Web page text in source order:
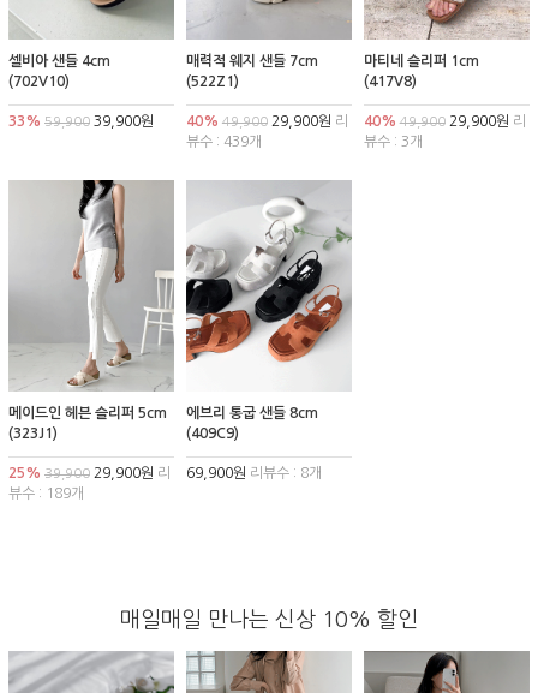
셀비아 샌들 4cm
(702V10)
33% 59,900 39,900원
매력적 웨지 샌들 7cm
(522Z1)
40% 49,90029,900원 리
뷰수 : 439개
마티네 슬리퍼 1cm
(417V8)
40% 49,90029,900원 리
뷰수 : 3개
메이드인 헤븐 슬리퍼 5cm
(323J1)
25% 39,900 29,900원 리
뷰수 : 189개
에브리 통굽 샌들 8cm
(409C9)
69,900원 리뷰수 : 8개
매일매일 만나는 신상 10% 할인